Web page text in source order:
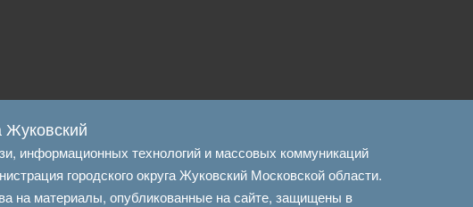
Жуковский
информационных технологий и массовых коммуникаций
городского округа Жуковский Московской области.
на материалы, опубликованные на сайте, защищены в